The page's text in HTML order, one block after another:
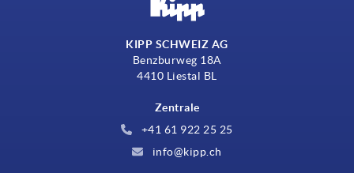
KIPP SCHWEIZ AG
Benzburweg 18A
4410 Liestal BL
Zentrale
+41 61 922 25 25
info@kipp.ch